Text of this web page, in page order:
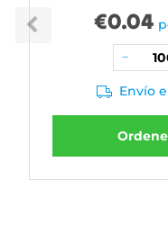
€0.04
Envío